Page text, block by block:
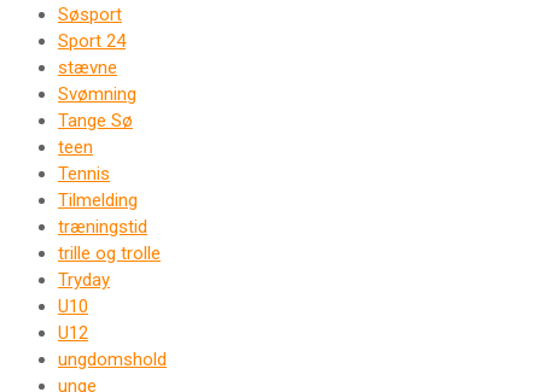
Søsport
Sport 24
stævne
Svømning
Tange Sø
teen
Tennis
Tilmelding
træningstid
trille og trolle
Tryday
U10
U12
ungdomshold
unge